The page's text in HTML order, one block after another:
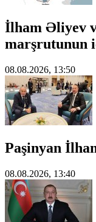
İlham Əliyev
marşrutunun
08.08.2026, 13:50
Paşinyan
08.08.2026, 13:40